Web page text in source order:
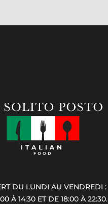
DU LUNDI AU VENDREDI :
À 14:30 ET DE 18:00 À 22:30.